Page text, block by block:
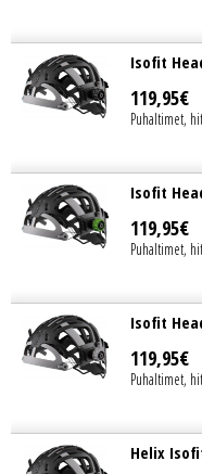
Isofit
119,95€
Puhaltimet,
Isofit
119,95€
Puhaltimet,
Isofit
119,95€
Puhaltimet,
Helix